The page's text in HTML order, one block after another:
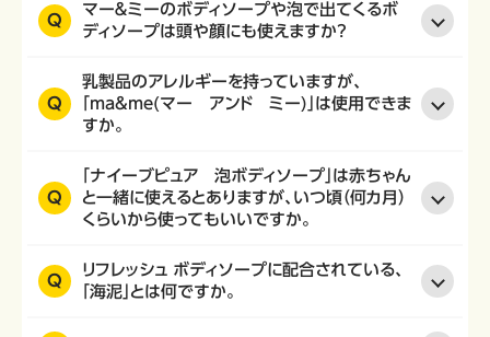
Q
マー＆ミーのボディソープや泡で出てくるボ
ディソープは頭や顔にも使えますか？
Q
乳製品のアレルギーを持っていますが、
「ma&me(マー アンド ミー)」は使用できま
すか。
Q
「ナイーブピュア 泡ボディソープ」は赤ちゃん
と一緒に使えるとありますが、いつ頃（何カ月）
くらいから使ってもいいですか。
Q
リフレッシュ ボディソープに配合されている、
「海泥」とは何ですか。